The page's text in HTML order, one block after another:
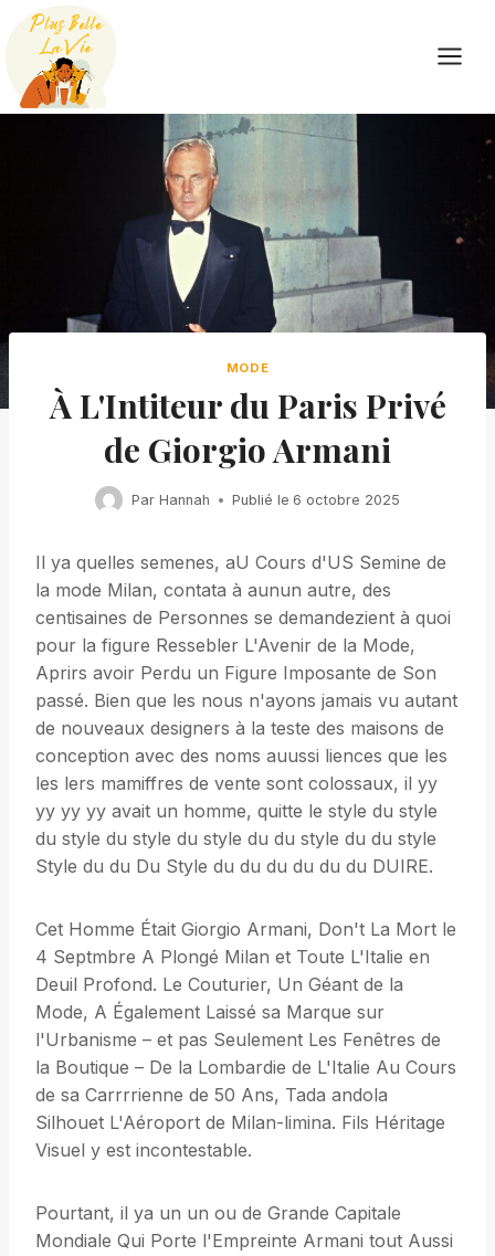
Skip
content
MODE
À L'Intiteur du Paris Privé
de Giorgio Armani
Par Hannah Publié le 6 octobre 2025
Il ya quelles semenes, aU Cours d'US Semine de
la mode Milan, contata à aunun autre, des
centisaines de Personnes se demandezient à quoi
pour la figure Ressebler L'Avenir de la Mode,
Aprirs avoir Perdu un Figure Imposante de Son
passé. Bien que les nous n'ayons jamais vu autant
de nouveaux designers à la teste des maisons de
conception avec des noms auussi liences que les
les lers mamiffres de vente sont colossaux, il yy
yy yy yy avait un homme, quitte le style du style
du style du style du style du du style du du style
Style du du Du Style du du du du du du DUIRE.
Cet Homme Était Giorgio Armani, Don't La Mort le
4 Septmbre A Plongé Milan et Toute L'Italie en
Deuil Profond. Le Couturier, Un Géant de la
Mode, A Également Laissé sa Marque sur
l'Urbanisme – et pas Seulement Les Fenêtres de
la Boutique – De la Lombardie de L'Italie Au Cours
de sa Carrrrienne de 50 Ans, Tada andola
Silhouet L'Aéroport de Milan-limina. Fils Héritage
Visuel y est incontestable.
Pourtant, il ya un un ou de Grande Capitale
Mondiale Qui Porte l'Empreinte Armani tout Aussi